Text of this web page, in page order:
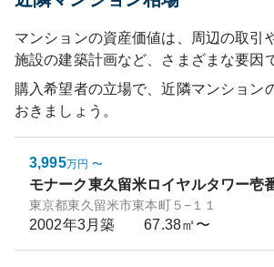
マンションの資産価値は、周辺の取引
施設の建築計画など、さまざまな要因
購入希望者の立場で、近隣マンション
おきましょう。
3,995万円 〜
モナーク東久留米ロイヤルタワー壱
東京都東久留米市東本町５−１１
2002年3月築 67.38㎡〜